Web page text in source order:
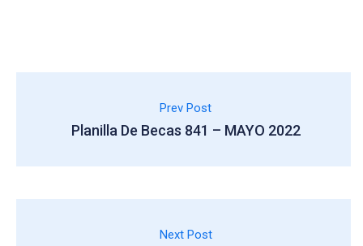
Prev Post
Planilla De Becas 841 – MAYO 2022
Next Post